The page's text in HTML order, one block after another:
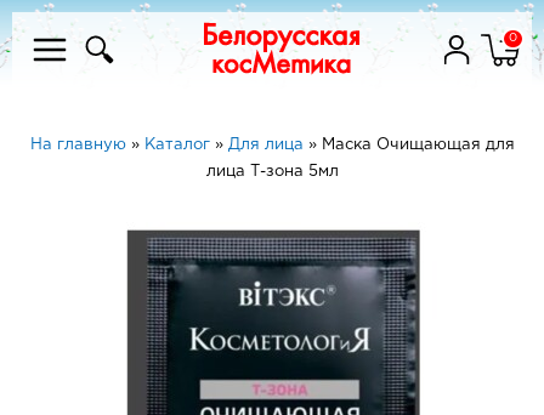
0
На главную» Каталог» Для лица » Маска Очищающая для
лица Т-зона 5мл